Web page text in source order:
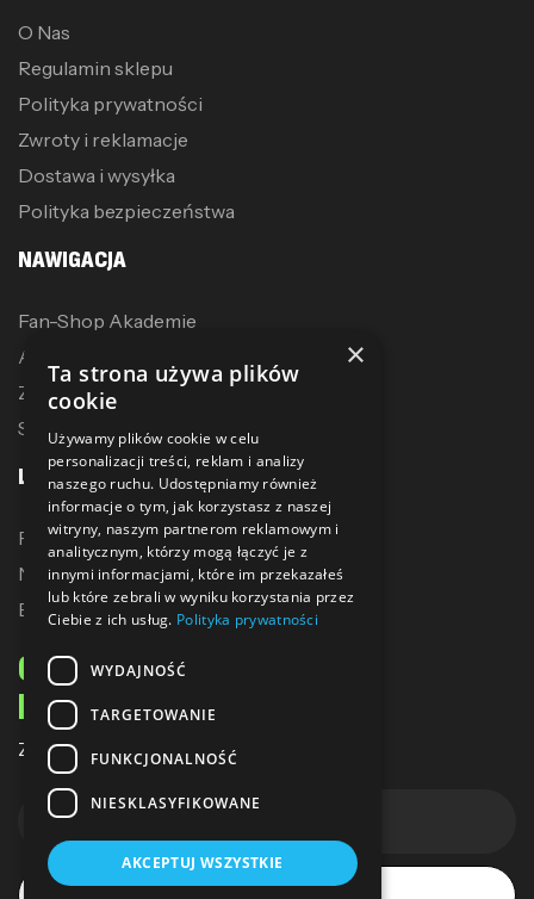
O Nas
Regulamin sklepu
Polityka prywatności
Zwroty i reklamacje
Dostawa i wysyłka
Polityka bezpieczeństwa
NAWIGACJA
Fan-Shop Akademie
Akcesoria treningowe
Zostań dystrybutorem
Sublimacja
LINKI
Promocje
Nowe produkty
Bestsellery
ODBIERZ 10% ZNIŻKI
NA PIERWSZE ZAKUPY
Zapisz się do naszego newslettera
×
Ta strona używa plików
cookie
Używamy plików cookie w celu
personalizacji treści, reklam i analizy
naszego ruchu. Udostępniamy również
informacje o tym, jak korzystasz z naszej
witryny, naszym partnerom reklamowym i
analitycznym, którzy mogą łączyć je z
innymi informacjami, które im przekazałeś
lub które zebrali w wyniku korzystania przez
Ciebie z ich usług. Polityka prywatności
WYDAJNOŚĆ
TARGETOWANIE
FUNKCJONALNOŚĆ
NIESKLASYFIKOWANE
AKCEPTUJ WSZYSTKIE